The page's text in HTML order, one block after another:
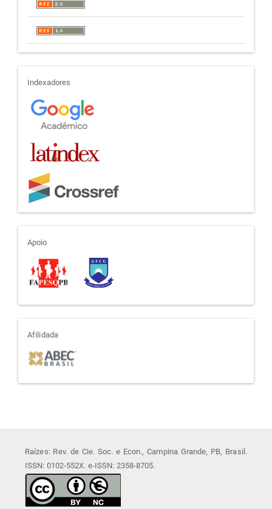
indexadores
Indexadores
apoio
Apoio
afiliada
Afilidada
Raízes: Rev. de Cie. Soc. e Econ., Campina Grande, PB, Brasil.
ISSN: 0102-552X. e-ISSN: 2358-8705.